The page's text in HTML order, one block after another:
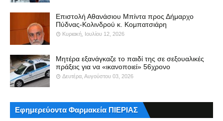
Επιστολή Αθανάσιου Μπίντα προς Δήμαρχο
Πύδνας-Κολινδρού κ. Κομπατσιάρη
Κυριακή, Ιουλίου 12, 2026
Μητέρα εξανάγκαζε το παιδί της σε σεξουαλικές
πράξεις για να «ικανοποιεί» 56χρονο
Δευτέρα, Αυγούστου 03, 2026
Εφημερεύοντα Φαρμακεία ΠΙΕΡΙΑΣ